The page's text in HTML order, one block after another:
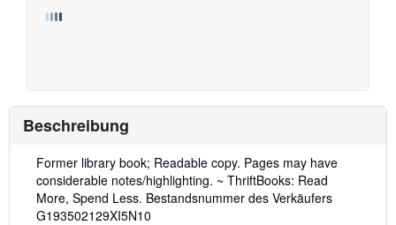
Beschreibung
Beschreibung:
Former library book; Readable copy. Pages may have
considerable notes/highlighting. ~ ThriftBooks: Read
More, Spend Less. Bestandsnummer des Verkäufers
G193502129XI5N10